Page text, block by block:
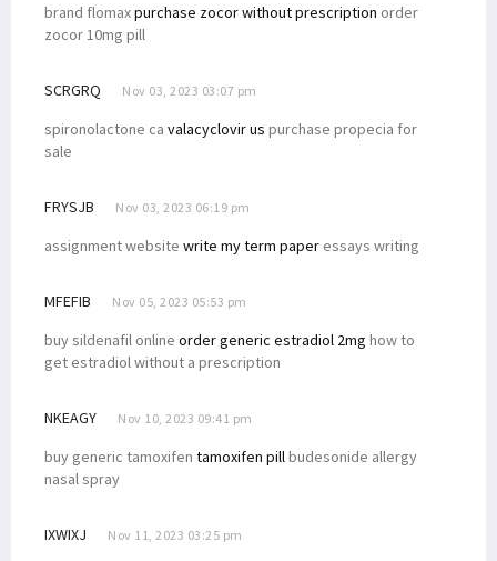
brand flomaxpurchase zocor without prescription order
zocor 10mg pill
SCRGRQ Nov 03, 2023 03:07 pm
spironolactone ca valacyclovir us purchase propecia for
sale
FRYSJB Nov 03, 2023 06:19 pm
assignment website write my term paper essays writing
MFEFIB Nov 05, 2023 05:53 pm
buy sildenafil online order generic estradiol 2mg how to
get estradiol without a prescription
NKEAGY Nov 10, 2023 09:41 pm
buy generic tamoxifen tamoxifen pillbudesonide allergy
nasal spray
IXWIXJ Nov 11, 2023 03:25 pm